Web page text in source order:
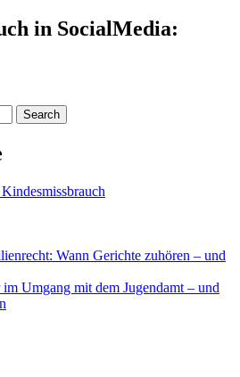
in SocialMedia:
Wann Gerichte zuhören – und
Umgang mit dem Jugendamt – und